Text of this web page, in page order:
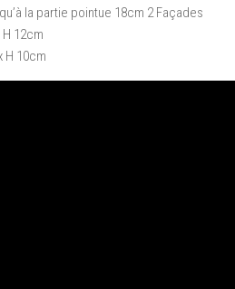
la partie pointue 18cm 2 Façades
12cm
H 10cm